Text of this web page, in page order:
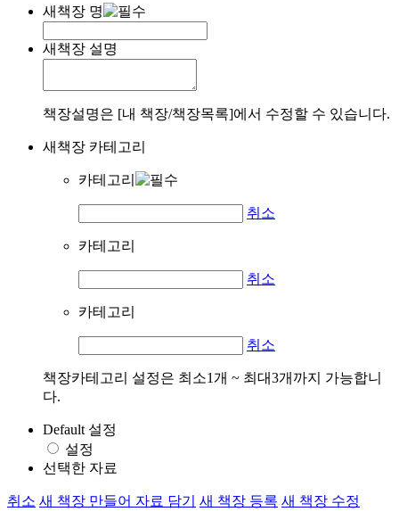
새책장 명
새책장 설명
책장설명은 [내 책장/책장목록]에서 수정할 수 있습니다.
새책장 카테고리
카테고리
취소
카테고리
취소
카테고리
취소
책장카테고리 설정은 최소1개 ~ 최대3개까지 가능합니
다.
Default 설정
설정
선택한 자료
취소 새 책장 만들어 자료 담기 새 책장 등록 새 책장 수정